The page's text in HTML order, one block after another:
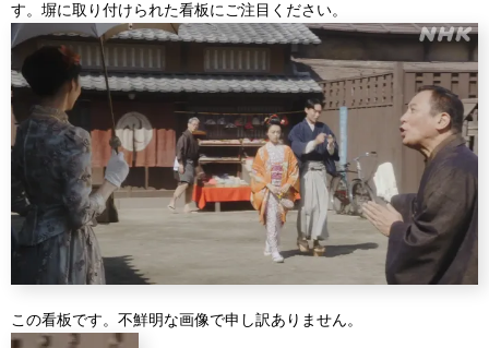
す。塀に取り付けられた看板にご注目ください。
この看板です。不鮮明な画像で申し訳ありません。